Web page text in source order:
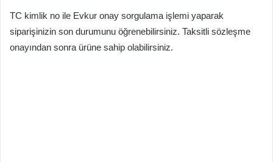
TC kimlik no ile Evkur onay sorgulama işlemi yaparak
siparişinizin son durumunu öğrenebilirsiniz. Taksitli sözleşme
onayından sonra ürüne sahip olabilirsiniz.